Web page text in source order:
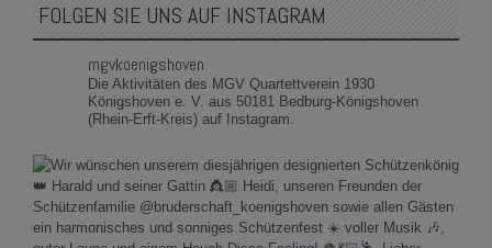
FOLGEN SIE UNS AUF INSTAGRAM
mgvkoenigshoven
Die Aktivitäten des MGV Quartettverein 1930
Königshoven e. V. aus 50181 Bedburg-Königshoven
(Rhein-Erft-Kreis) auf Instagram.